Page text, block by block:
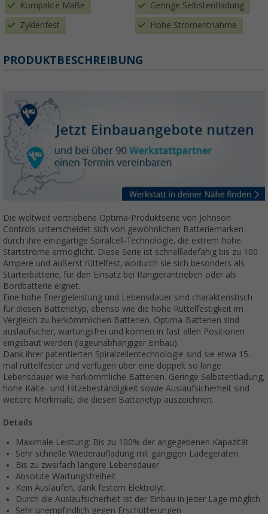
Kompakte Maße Geringe Selbstentladung
Zyklenfest Hohe Stromentnahme
PRODUKTBESCHREIBUNG
Die weltweit vertriebene Optima-Produktserie von Johnson
Controls unterscheidet sich von gewöhnlichen Batteriemarken
durch ihre einzigartige Spiralcell-Technologie, die extrem hohe
Startströme ermöglicht. Diese Serie ist schnellladefähig bis zu 100
Ampere und äußerst rüttelfest, wodurch sie sich besonders als
Starterbatterie, für den Einsatz bei Rangierantrieben oder als
Bordbatterie eignet.
Eine hohe Energieleistung und Lebensdauer sind charakteristisch
für diesen Batterietyp, ebenso wie die hohe Rüttelfestigkeit im
Vergleich zu herkömmlichen Batterien. Optima-Batterien sind
auslaufsicher, wartungsfrei und können in fast allen Positionen
eingebaut werden (lageunabhängiger Einbau).
Dank ihrer patentierten Spiralzellentechnologie sind sie etwa 15-
mal rüttelfester und verfügen über eine doppelt so lange
Lebensdauer wie herkömmliche Batterien. Geringe Selbstentladung,
hohe Kälte- und Hitzebeständigkeit sowie Auslaufsicherheit sind
weitere Merkmale, die diesen Batterietyp auszeichnen.
Details
Maximale Leistung: Bis zu 100% der angegebenen Kapazität
Sehr schnelle Wiederaufladung mit gängigen Ladegeräten
Bis zu zweifach längere Lebensdauer
Absolute Wartungsfreiheit
Kein Auslaufen, dank festem Elektrolyt.
Durch die Auslaufsicherheit ist der Einbau in jeder Lage möglich
Sehr unempfindlich gegen Erschütterungen